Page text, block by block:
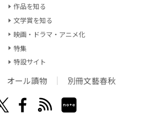
作品を知る
文学賞を知る
映画・ドラマ・アニメ化
特集
特設サイト
オール讀物 別冊文藝春秋